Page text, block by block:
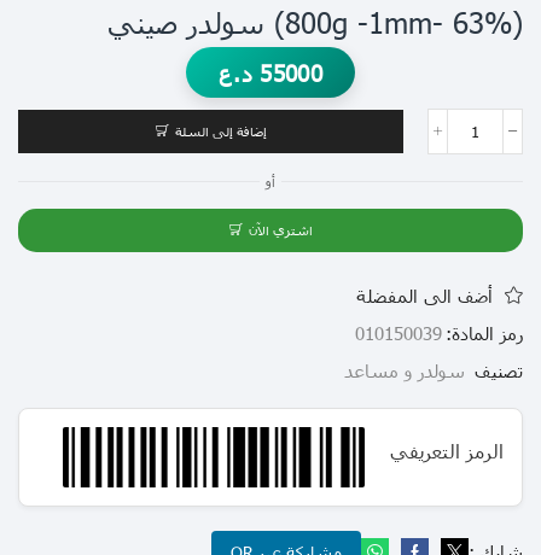
(63% -800g -1mm) سولدر صيني
55000 د.ع
إضافة إلى السلة
أو
اشتري الآن
أضف الى المفضلة
رمز المادة: 010150039
تصنيف سولدر و مساعد
الرمز التعريفي